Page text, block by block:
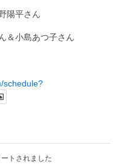
陽平さん
＆小島あつ子さん
schedule?
トされました